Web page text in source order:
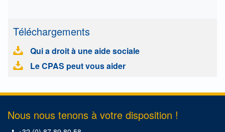
Téléchargements
Qui a droit à une aide sociale
Le CPAS peut vous aider
Nous nous tenons à votre disposition !